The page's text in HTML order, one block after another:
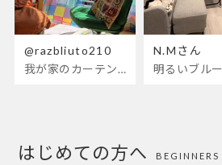
@razbliuto210
我が家のカーテンが新しくなりました🌼早起きが超絶苦手な私が、思わず朝カーテンを開けて光合成するようになったステンドグラスカーテン…！
N.Mさん
はじめての方へ BEGINNERS